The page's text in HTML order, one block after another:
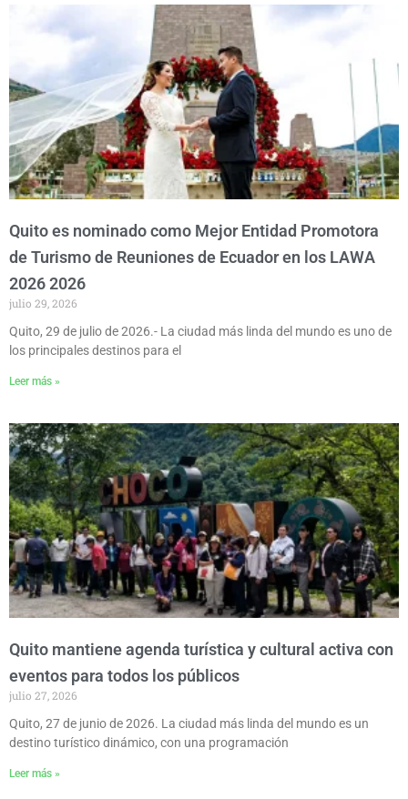
Quito es nominado como Mejor Entidad Promotora
de Turismo de Reuniones de Ecuador en los LAWA
2026 2026
julio 29, 2026
Quito, 29 de julio de 2026.- La ciudad más linda del mundo es uno de
los principales destinos para el
Leer más »
Quito mantiene agenda turística y cultural activa con
eventos para todos los públicos
julio 27, 2026
Quito, 27 de junio de 2026. La ciudad más linda del mundo es un
destino turístico dinámico, con una programación
Leer más »